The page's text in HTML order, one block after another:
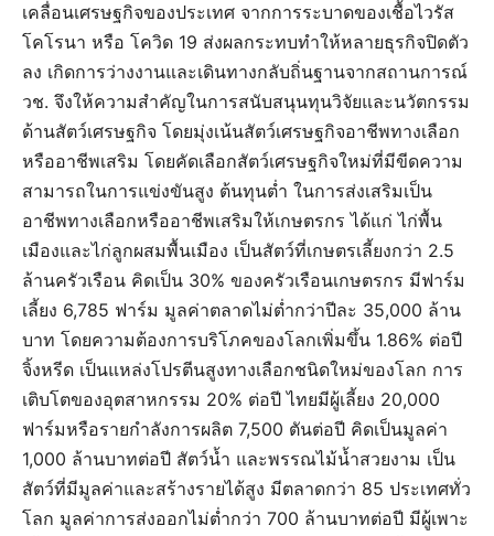
เคลื่อนเศรษฐกิจของประเทศ จากการระบาดของเชื้อไวรัส
โคโรนา หรือ โควิด 19 ส่งผลกระทบทำให้หลายธุรกิจปิดตัว
ลง เกิดการว่างงานและเดินทางกลับถิ่นฐานจากสถานการณ์
วช. จึงให้ความสำคัญในการสนับสนุนทุนวิจัยและนวัตกรรม
ด้านสัตว์เศรษฐกิจ โดยมุ่งเน้นสัตว์เศรษฐกิจอาชีพทางเลือก
หรืออาชีพเสริม โดยคัดเลือกสัตว์เศรษฐกิจใหม่ที่มีขีดความ
สามารถในการแข่งขันสูง ต้นทุนต่ำ ในการส่งเสริมเป็น
อาชีพทางเลือกหรืออาชีพเสริมให้เกษตรกร ได้แก่ ไก่พื้น
เมืองและไก่ลูกผสมพื้นเมือง เป็นสัตว์ที่เกษตรเลี้ยงกว่า 2.5
ล้านครัวเรือน คิดเป็น 30% ของครัวเรือนเกษตรกร มีฟาร์ม
เลี้ยง 6,785 ฟาร์ม มูลค่าตลาดไม่ต่ำกว่าปีละ 35,000 ล้าน
บาท โดยความต้องการบริโภคของโลกเพิ่มขึ้น 1.86% ต่อปี
จิ้งหรีด เป็นแหล่งโปรตีนสูงทางเลือกชนิดใหม่ของโลก การ
เติบโตของอุตสาหกรรม 20% ต่อปี ไทยมีผู้เลี้ยง 20,000
ฟาร์มหรือรายกำลังการผลิต 7,500 ตันต่อปี คิดเป็นมูลค่า
1,000 ล้านบาทต่อปี สัตว์น้ำ และพรรณไม้น้ำสวยงาม เป็น
สัตว์ที่มีมูลค่าและสร้างรายได้สูง มีตลาดกว่า 85 ประเทศทั่ว
โลก มูลค่าการส่งออกไม่ต่ำกว่า 700 ล้านบาทต่อปี มีผู้เพาะ